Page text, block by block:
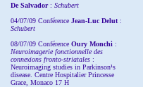
De Salvador : Schubert
04/07/09 Conférence Jean-Luc Delut :
Schubert
08/07/09 Conférence Oury Monchi :
Neuroimagerie fonctionnelle des
connexions fronto-striatales :
Neuroimaging studies in Parkinson¹s
disease. Centre Hospitalier Princesse
Grace, Monaco 17 H